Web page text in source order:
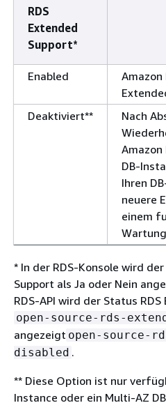
RDS
Extended
Support*
Enabled
Amazon
Deaktiviert**
Nach
Amazon
DB-
Ihren
neuere
einem
* In der RDS-Konsole wird
Support als Ja oder Nein
RDS-API wird der Status
open-source-rds-
angezeigt open-source-
disabled .
** Diese Option ist nur
Instance oder ein Multi-AZ